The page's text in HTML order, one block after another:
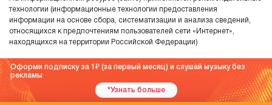
технологии (информационные технологии предоставления
информации на основе сбора, систематизации и анализа сведений,
относящихся к предпочтениям пользователей сети «Интернет»,
находящихся на территории Российской Федерации)
Оформи подписку за 1
(за первый месяц) и слушай музыку без
рекламы
*Узнать больше